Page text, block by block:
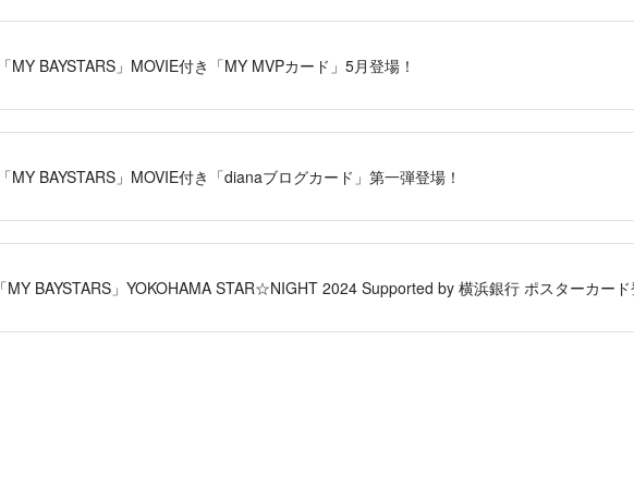
「MY BAYSTARS」MOVIE付き「MY MVPカード」5月登場！
「MY BAYSTARS」MOVIE付き「dianaブログカード」第一弾登場！
「MY BAYSTARS」YOKOHAMA STAR☆NIGHT 2024 Supported by 横浜銀行 ポスターカード